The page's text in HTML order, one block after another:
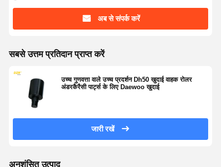
अब से संपर्क करें
सबसे उत्तम प्रतिदान प्राप्त करें
उच्च गुणवत्ता वाले उच्च प्रदर्शन Dh50 खुदाई वाहक रोलर
अंडरकैरैसी पार्ट्स के लिए Daewoo खुदाई
जारी रखें
अनुशंसित उत्पाद